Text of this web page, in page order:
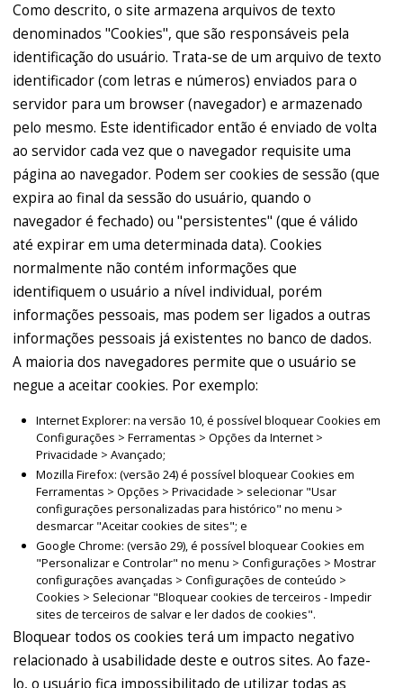
Como descrito, o site armazena arquivos de texto
denominados "Cookies", que são responsáveis pela
identificação do usuário. Trata-se de um arquivo de texto
identificador (com letras e números) enviados para o
servidor para um browser (navegador) e armazenado
pelo mesmo. Este identificador então é enviado de volta
ao servidor cada vez que o navegador requisite uma
página ao navegador. Podem ser cookies de sessão (que
expira ao final da sessão do usuário, quando o
navegador é fechado) ou "persistentes" (que é válido
até expirar em uma determinada data). Cookies
normalmente não contém informações que
identifiquem o usuário a nível individual, porém
informações pessoais, mas podem ser ligados a outras
informações pessoais já existentes no banco de dados.
A maioria dos navegadores permite que o usuário se
negue a aceitar cookies. Por exemplo:
Internet Explorer: na versão 10, é possível bloquear Cookies em
Configurações > Ferramentas > Opções da Internet >
Privacidade > Avançado;
Mozilla Firefox: (versão 24) é possível bloquear Cookies em
Ferramentas > Opções > Privacidade > selecionar "Usar
configurações personalizadas para histórico" no menu >
desmarcar "Aceitar cookies de sites"; e
Google Chrome: (versão 29), é possível bloquear Cookies em
"Personalizar e Controlar" no menu > Configurações > Mostrar
configurações avançadas > Configurações de conteúdo >
Cookies > Selecionar "Bloquear cookies de terceiros - Impedir
sites de terceiros de salvar e ler dados de cookies".
Bloquear todos os cookies terá um impacto negativo
relacionado à usabilidade deste e outros sites. Ao faze-